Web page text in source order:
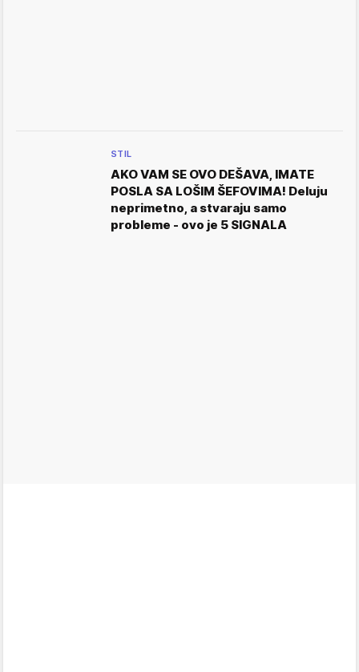
STIL
AKO VAM SE OVO DEŠAVA, IMATE
POSLA SA LOŠIM ŠEFOVIMA! Deluju
neprimetno, a stvaraju samo
probleme - ovo je 5 SIGNALA